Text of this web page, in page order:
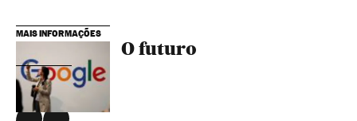
MAIS INFORMAÇÕES
O futuro